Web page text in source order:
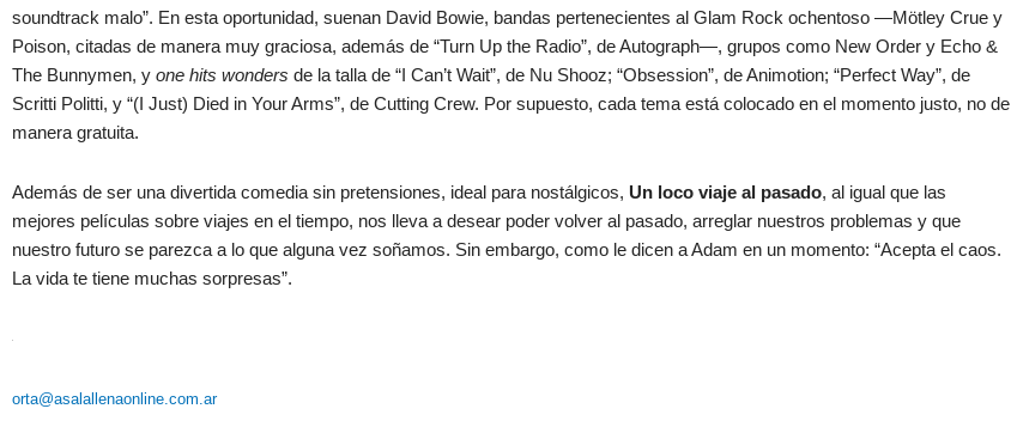
soundtrack malo”. En esta oportunidad, suenan David Bowie, bandas pertenecientes al Glam Rock ochentoso —Mötley Crue y
Poison, citadas de manera muy graciosa, además de “Turn Up the Radio”, de Autograph—, grupos como New Order y Echo &
The Bunnymen, y one hits wonders de la talla de “I Can’t Wait”, de Nu Shooz; “Obsession”, de Animotion; “Perfect Way”, de
Scritti Politti, y “(I Just) Died in Your Arms”, de Cutting Crew. Por supuesto, cada tema está colocado en el momento justo, no de
manera gratuita.
Además de ser una divertida comedia sin pretensiones, ideal para nostálgicos, Un loco viaje al pasado, al igual que las
mejores películas sobre viajes en el tiempo, nos lleva a desear poder volver al pasado, arreglar nuestros problemas y que
nuestro futuro se parezca a lo que alguna vez soñamos. Sin embargo, como le dicen a Adam en un momento: “Acepta el caos.
La vida te tiene muchas sorpresas”.
orta@asalallenaonline.com.ar